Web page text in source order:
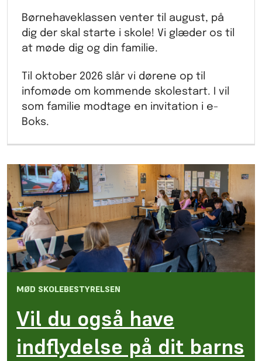
Børnehaveklassen venter til august, på
dig der skal starte i skole! Vi glæder os til
at møde dig og din familie.
Til oktober 2026 slår vi dørene op til
infomøde om kommende skolestart. I vil
som familie modtage en invitation i e-
Boks.
MØD SKOLEBESTYRELSEN
Vil du også have
indflydelse på dit barns